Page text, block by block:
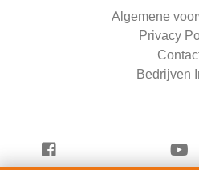
Algemene
Privacy
Bedrijven